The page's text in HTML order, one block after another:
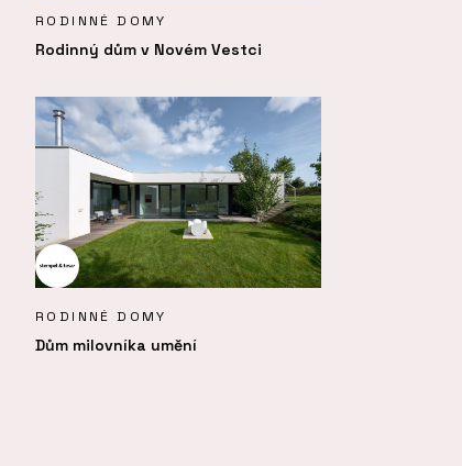
RODINNÉ DOMY
Rodinný dům v Novém Vestci
RODINNÉ DOMY
Dům milovníka umění